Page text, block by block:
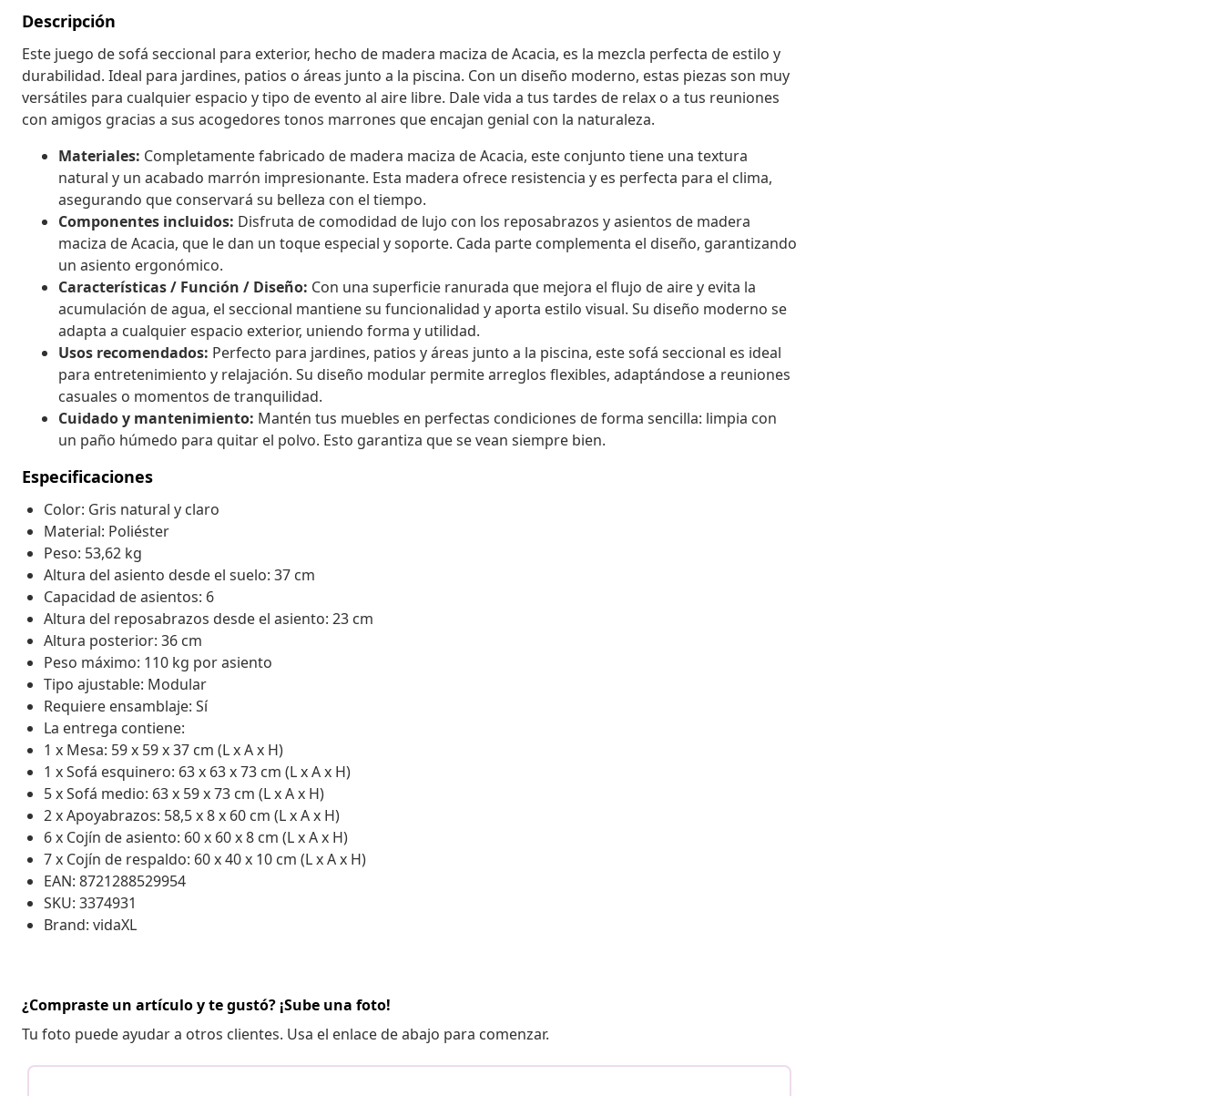
Descripción
Este juego de sofá seccional para exterior, hecho de madera maciza de Acacia, es la mezcla perfecta de estilo y
durabilidad. Ideal para jardines, patios o áreas junto a la piscina. Con un diseño moderno, estas piezas son muy
versátiles para cualquier espacio y tipo de evento al aire libre. Dale vida a tus tardes de relax o a tus reuniones
con amigos gracias a sus acogedores tonos marrones que encajan genial con la naturaleza.
Materiales: Completamente fabricado de madera maciza de Acacia, este conjunto tiene una textura
natural y un acabado marrón impresionante. Esta madera ofrece resistencia y es perfecta para el clima,
asegurando que conservará su belleza con el tiempo.
Componentes incluidos: Disfruta de comodidad de lujo con los reposabrazos y asientos de madera
maciza de Acacia, que le dan un toque especial y soporte. Cada parte complementa el diseño, garantizando
un asiento ergonómico.
Características / Función / Diseño: Con una superficie ranurada que mejora el flujo de aire y evita la
acumulación de agua, el seccional mantiene su funcionalidad y aporta estilo visual. Su diseño moderno se
adapta a cualquier espacio exterior, uniendo forma y utilidad.
Usos recomendados: Perfecto para jardines, patios y áreas junto a la piscina, este sofá seccional es ideal
para entretenimiento y relajación. Su diseño modular permite arreglos flexibles, adaptándose a reuniones
casuales o momentos de tranquilidad.
Cuidado y mantenimiento: Mantén tus muebles en perfectas condiciones de forma sencilla: limpia con
un paño húmedo para quitar el polvo. Esto garantiza que se vean siempre bien.
Especificaciones
Color: Gris natural y claro
Material: Poliéster
Peso: 53,62 kg
Altura del asiento desde el suelo: 37 cm
Capacidad de asientos: 6
Altura del reposabrazos desde el asiento: 23 cm
Altura posterior: 36 cm
Peso máximo: 110 kg por asiento
Tipo ajustable: Modular
Requiere ensamblaje: Sí
La entrega contiene:
1 x Mesa: 59 x 59 x 37 cm (L x A x H)
1 x Sofá esquinero: 63 x 63 x 73 cm (L x A x H)
5 x Sofá medio: 63 x 59 x 73 cm (L x A x H)
2 x Apoyabrazos: 58,5 x 8 x 60 cm (L x A x H)
6 x Cojín de asiento: 60 x 60 x 8 cm (L x A x H)
7 x Cojín de respaldo: 60 x 40 x 10 cm (L x A x H)
EAN: 8721288529954
SKU: 3374931
Brand: vidaXL
¿Compraste un artículo y te gustó? ¡Sube una foto!
Tu foto puede ayudar a otros clientes. Usa el enlace de abajo para comenzar.